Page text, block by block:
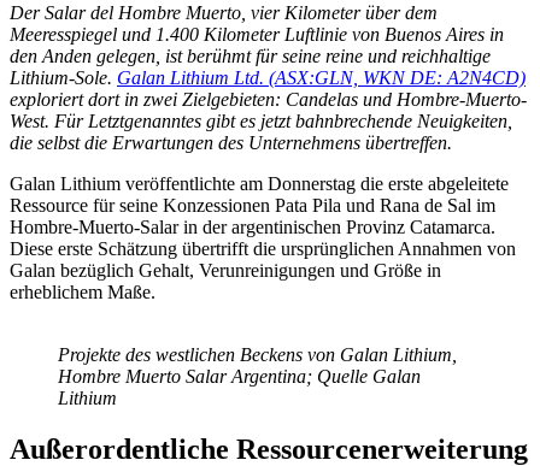
Der Salar del Hombre Muerto, vier Kilometer über dem
Meeresspiegel und 1.400 Kilometer Luftlinie von Buenos Aires in
den Anden gelegen, ist berühmt für seine reine und reichhaltige
Lithium-Sole. Galan Lithium Ltd. (ASX:GLN, WKN DE: A2N4CD)
exploriert dort in zwei Zielgebieten: Candelas und Hombre-Muerto-
West. Für Letztgenanntes gibt es jetzt bahnbrechende Neuigkeiten,
die selbst die Erwartungen des Unternehmens übertreffen.
Galan Lithium veröffentlichte am Donnerstag die erste abgeleitete
Ressource für seine Konzessionen Pata Pila und Rana de Sal im
Hombre-Muerto-Salar in der argentinischen Provinz Catamarca.
Diese erste Schätzung übertrifft die ursprünglichen Annahmen von
Galan bezüglich Gehalt, Verunreinigungen und Größe in
erheblichem Maße.
Projekte des westlichen Beckens von Galan Lithium,
Hombre Muerto Salar Argentina; Quelle Galan
Lithium
Außerordentliche Ressourcenerweiterung